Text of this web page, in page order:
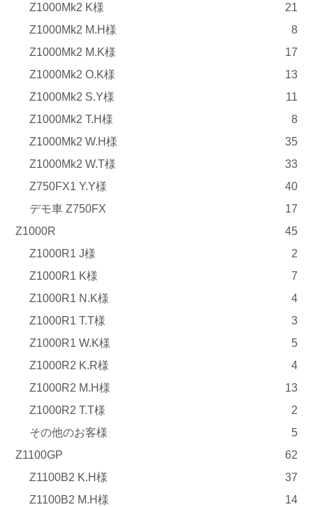
Z1000Mk2 K様
21
Z1000Mk2 M.H様
8
Z1000Mk2 M.K様
17
Z1000Mk2 O.K様
13
Z1000Mk2 S.Y様
11
Z1000Mk2 T.H様
8
Z1000Mk2 W.H様
35
Z1000Mk2 W.T様
33
Z750FX1 Y.Y様
40
デモ車 Z750FX
17
Z1000R
45
Z1000R1 J様
2
Z1000R1 K様
7
Z1000R1 N.K様
4
Z1000R1 T.T様
3
Z1000R1 W.K様
5
Z1000R2 K.R様
4
Z1000R2 M.H様
13
Z1000R2 T.T様
2
その他のお客様
5
Z1100GP
62
Z1100B2 K.H様
37
Z1100B2 M.H様
14